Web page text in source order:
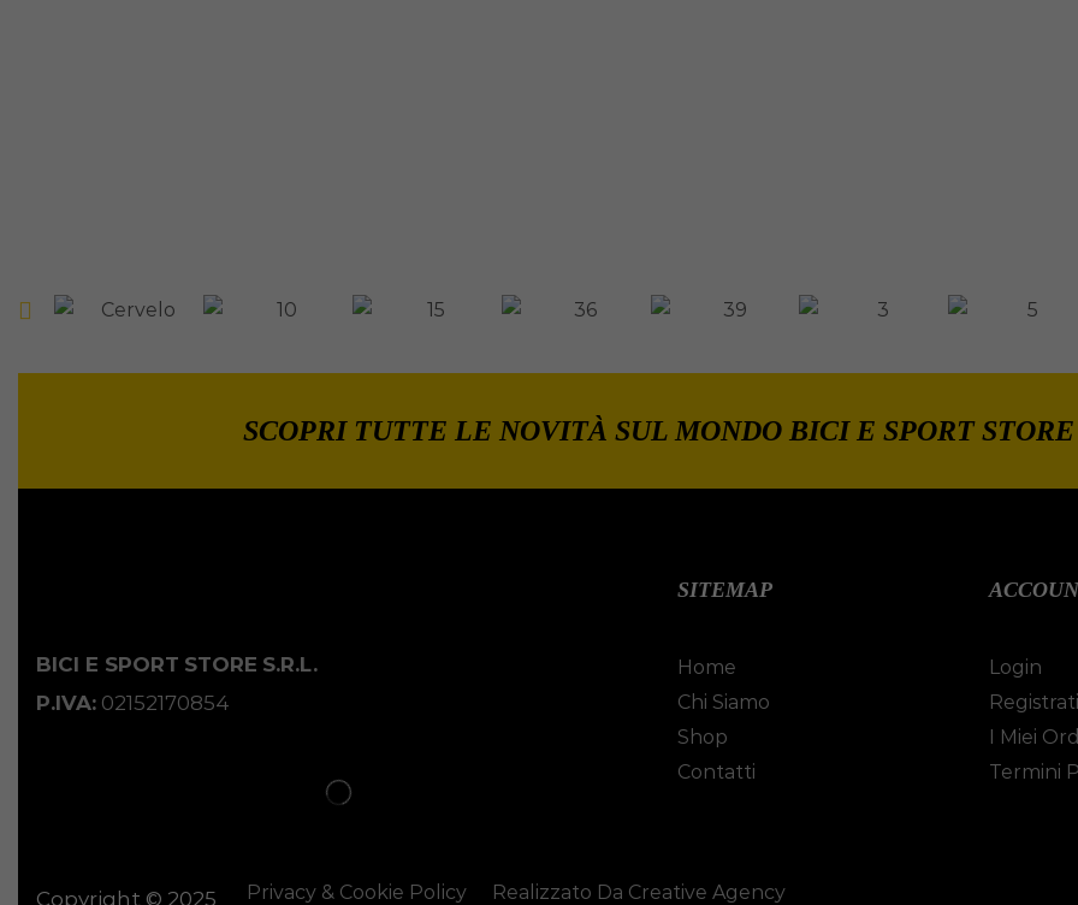
SCOPRI TUTTE LE NOVITÀ SUL MONDO BICI E SPORT STORE
BICI E SPORT STORE S.R.L.
P.IVA: 02152170854
SITEMAP
Home
Chi Siamo
Shop
Contatti
Login
I Miei
Termini
Copyright © 2025 Privacy & Cookie Policy Realizzato Da Creative Agency